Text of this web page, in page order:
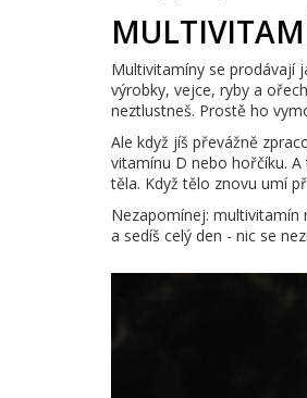
Multivitamíny se prodávají
výrobky, vejce, ryby a
neztlustneš. Prostě ho
Ale když jíš převážně
vitamínu D nebo hořčíku.
těla. Když tělo znovu umí
Nezapomínej: multivitamín
a sedíš celý den - nic se